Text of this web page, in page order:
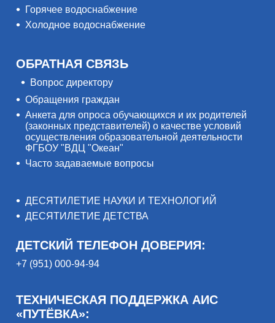
Горячее водоснабжение
Холодное водоснабжение
ОБРАТНАЯ СВЯЗЬ
Вопрос директору
Обращения граждан
Анкета для опроса обучающихся и их родителей
(законных представителей) о качестве условий
осуществления образовательной деятельности
ФГБОУ "ВДЦ "Океан"
Часто задаваемые вопросы
ДЕСЯТИЛЕТИЕ НАУКИ И ТЕХНОЛОГИЙ
ДЕСЯТИЛЕТИЕ ДЕТСТВА
ДЕТСКИЙ ТЕЛЕФОН ДОВЕРИЯ:
+7 (951) 000-94-94
ТЕХНИЧЕСКАЯ ПОДДЕРЖКА АИС
«ПУТЁВКА»: